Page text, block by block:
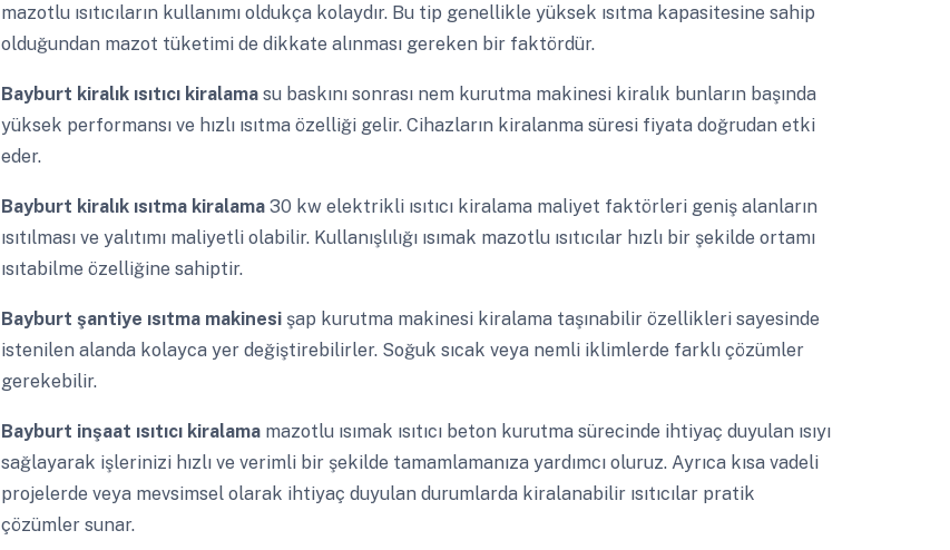
mazotlu ısıtıcıların kullanımı oldukça kolaydır. Bu tip genellikle yüksek ısıtma kapasitesine sahip
olduğundan mazot tüketimi de dikkate alınması gereken bir faktördür.
Bayburt kiralık ısıtıcı kiralama su baskını sonrası nem kurutma makinesi kiralık bunların başında
yüksek performansı ve hızlı ısıtma özelliği gelir. Cihazların kiralanma süresi fiyata doğrudan etki
eder.
Bayburt kiralık ısıtma kiralama 30 kw elektrikli ısıtıcı kiralama maliyet faktörleri geniş alanların
ısıtılması ve yalıtımı maliyetli olabilir. Kullanışlılığı ısımak mazotlu ısıtıcılar hızlı bir şekilde ortamı
ısıtabilme özelliğine sahiptir.
Bayburt şantiye ısıtma makinesi şap kurutma makinesi kiralama taşınabilir özellikleri sayesinde
istenilen alanda kolayca yer değiştirebilirler. Soğuk sıcak veya nemli iklimlerde farklı çözümler
gerekebilir.
Bayburt inşaat ısıtıcı kiralama mazotlu ısımak ısıtıcı beton kurutma sürecinde ihtiyaç duyulan ısıyı
sağlayarak işlerinizi hızlı ve verimli bir şekilde tamamlamanıza yardımcı oluruz. Ayrıca kısa vadeli
projelerde veya mevsimsel olarak ihtiyaç duyulan durumlarda kiralanabilir ısıtıcılar pratik
çözümler sunar.